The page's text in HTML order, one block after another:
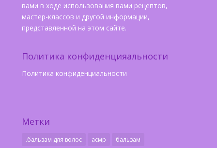
вами в ходе использования вами рецептов,
мастер-классов и другой информации,
представленной на этом сайте.
Политика конфиденцияальности
Политика конфиденциальности
Метки
.бальзам для волос асмр
бальзам